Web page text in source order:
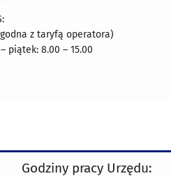
z taryfą operatora)
piątek: 8.00 – 15.00
Godziny pracy Urzędu: